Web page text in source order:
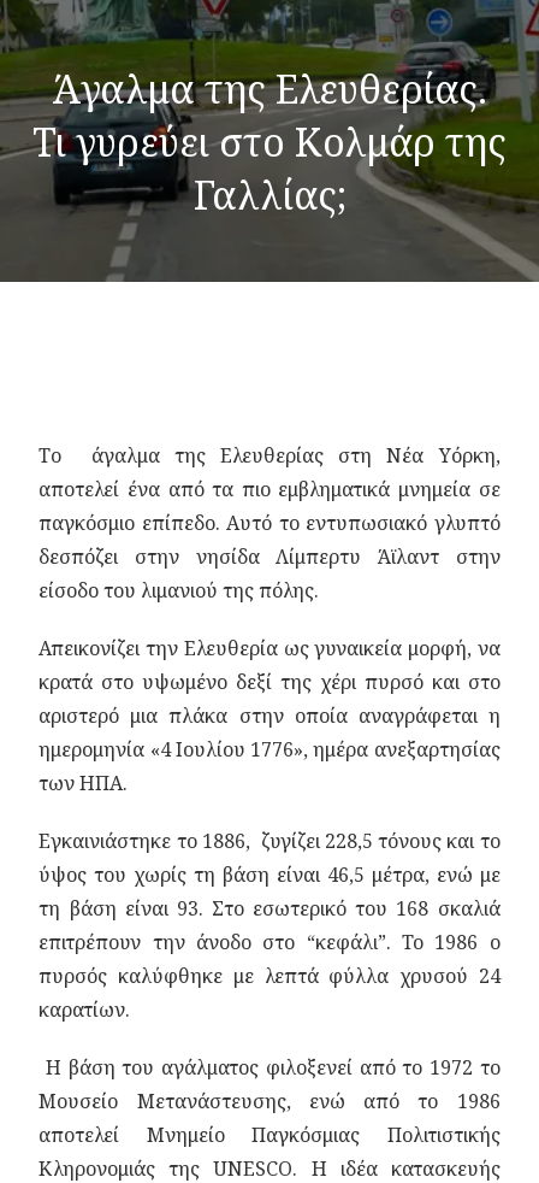
Άγαλμα της Ελευθερίας.
Τι γυρεύει στο Κολμάρ της
Γαλλίας;
Το άγαλμα της Ελευθερίας στη Νέα Υόρκη,
αποτελεί ένα από τα πιο εμβληματικά μνημεία σε
παγκόσμιο επίπεδο. Αυτό το εντυπωσιακό γλυπτό
δεσπόζει στην νησίδα Λίμπερτυ Άϊλαντ στην
είσοδο του λιμανιού της πόλης.
Απεικονίζει την Ελευθερία ως γυναικεία μορφή, να
κρατά στο υψωμένο δεξί της χέρι πυρσό και στο
αριστερό μια πλάκα στην οποία αναγράφεται η
ημερομηνία «4 Ιουλίου 1776», ημέρα ανεξαρτησίας
των ΗΠΑ.
Εγκαινιάστηκε το 1886, ζυγίζει 228,5 τόνους και το
ύψος του χωρίς τη βάση είναι 46,5 μέτρα, ενώ με
τη βάση είναι 93. Στο εσωτερικό του 168 σκαλιά
επιτρέπουν την άνοδο στο “κεφάλι”. To 1986 ο
πυρσός καλύφθηκε με λεπτά φύλλα χρυσού 24
καρατίων.
Η βάση του αγάλματος φιλοξενεί από το 1972 το
Μουσείο Μετανάστευσης, ενώ από το 1986
αποτελεί Μνημείο Παγκόσμιας Πολιτιστικής
Κληρονομιάς της UNESCO. Η ιδέα κατασκευής